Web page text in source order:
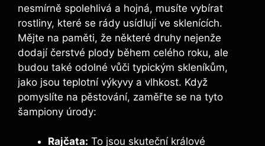
nesmírně spolehlivá a hojná, musíte vybírat
rostliny, které se rády usídlují ve sklenících.
Mějte na paměti, že některé druhy nejenže
dodají čerstvé plody během celého roku, ale
budou také odolné vůči typickým skleníkům,
jako jsou teplotní výkyvy a vlhkost. Když
pomyslíte na pěstování, zaměřte se na tyto
šampiony úrody:
Rajčata: To jsou skuteční králové